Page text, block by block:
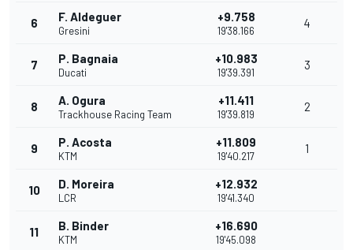
6 F. Aldeguer
Gresini
+9.758
19'38.166
4
7 P. Bagnaia
Ducati
+10.983
19'39.391
3
8 A. Ogura
Trackhouse Racing Team
+11.411
19'39.819
2
9 P. Acosta
KTM
+11.809
19'40.217
1
10 D. Moreira
LCR
+12.932
19'41.340
11 B. Binder
KTM
+16.690
19'45.098